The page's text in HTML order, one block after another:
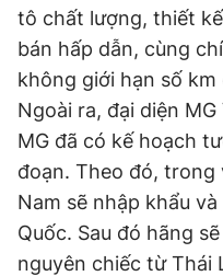
tô chất lượng, thiết
bán hấp dẫn, cùng
không giới hạn số
Ngoài ra, đại diện
MG đã có kế hoạch
đoạn. Theo đó, trong
Nam sẽ nhập khẩu
Quốc. Sau đó hãng
nguyên chiếc từ Thái